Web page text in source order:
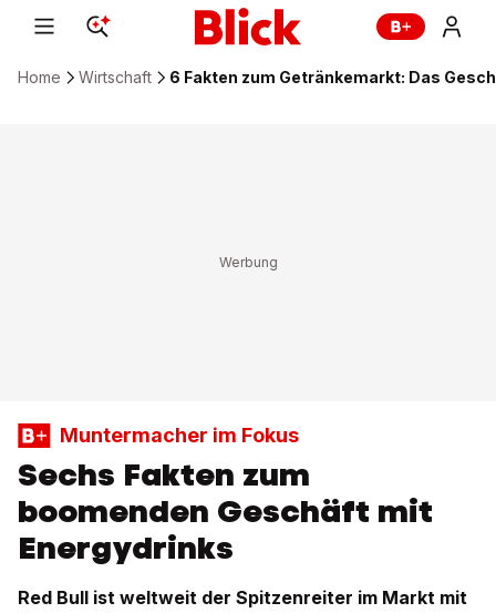
Home Wirtschaft 6 Fakten zum Getränkemarkt: Das
Muntermacher im Fokus
Sechs Fakten zum
boomenden Geschäft mit
Energydrinks
Red Bull ist weltweit der Spitzenreiter im Markt mit